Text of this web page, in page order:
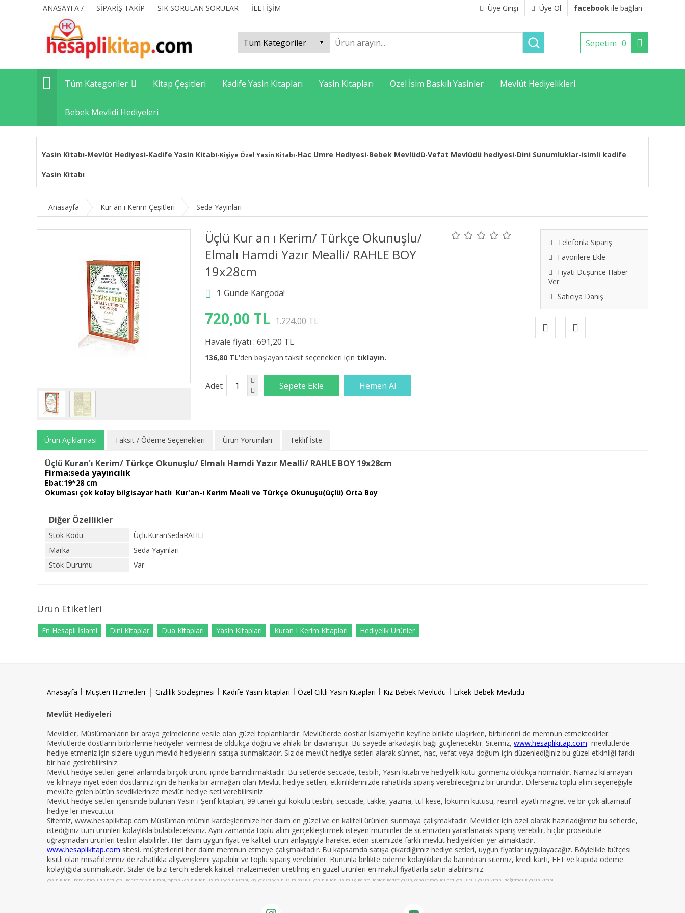
ANASAYFA / SİPARİŞ TAKİP SIK SORULAN SORULAR İLETİŞİM Üye Girişi Üye Ol facebook ile bağlan
Sepetim 0
Tüm Kategoriler Kitap Çeşitleri Kadife Yasin Kitapları Yasin Kitapları Özel İsim Baskılı Yasinler Mevlüt Hediyelikleri
Bebek Mevlidi Hediyeleri
Yasin Kitabı-Mevlüt Hediyesi-Kadife Yasin Kitabı-Kişiye Özel Yasin Kitabı-Hac Umre Hediyesi-Bebek Mevlüdü-Vefat Mevlüdü hediyesi-Dini Sunumluklar-isimli kadife
Yasin Kitabı
Anasayfa Kur an ı Kerim Çeşitleri Seda Yayınları
Üçlü Kur an ı Kerim/ Türkçe Okunuşlu/
Elmalı Hamdi Yazır Mealli/ RAHLE BOY
19x28cm
Telefonla Sipariş
Favorilere Ekle
Fiyatı Düşünce Haber
Ver
Satıcıya Danış
1
720,00 TL 1.224,00 TL
Havale fiyatı : 691,20 TL
136,80 TL'den başlayan taksit seçenekleri için tıklayın.
Adet
Ürün Açıklaması Taksit / Ödeme Seçenekleri Ürün Yorumları Teklif İste
Üçlü Kuran'ı Kerim/ Türkçe Okunuşlu/ Elmalı Hamdi Yazır Mealli/ RAHLE BOY 19x28cm
Firma:seda yayıncılık
Ebat:19*28 cm
Okuması çok kolay bilgisayar hatlı Kur'an-ı Kerim Meali ve Türkçe Okunuşu(üçlü) Orta Boy
Diğer Özellikler
Stok Kodu
ÜçlüKuranSedaRAHLE
Marka
Seda Yayınları
Stok Durumu
Var
Ürün Etiketleri
En Hesaplı İslami Dini Kitaplar Dua Kitapları Yasin Kitapları Kuran I Kerim Kitapları Hediyelik Ürünler
Anasayfa l Müşteri Hizmetleri | Gizlilik Sözleşmesi l Kadife Yasin kitapları l Özel Ciltli Yasin Kitapları l Kız Bebek Mevlüdü l Erkek Bebek Mevlüdü
Mevlüt Hediyeleri
Mevlidler, Müslümanların bir araya gelmelerine vesile olan güzel toplantılardır. Mevlütlerde dostlar İslamiyet’in keyfine birlikte ulaşırken, birbirlerini de memnun etmektedirler.
Mevlütlerde dostların birbirlerine hediyeler vermesi de oldukça doğru ve ahlaki bir davranıştır. Bu sayede arkadaşlık bağı güçlenecektir. Sitemiz, www.hesaplikitap.com mevlütlerde
hediye etmeniz için sizlere uygun mevlid hediyelerini satışa sunmaktadır. Siz de mevlüt hediye setleri alarak sünnet, hac, vefat veya doğum için düzenlediğiniz bu güzel etkinliği farklı
bir hale getirebilirsiniz.
Mevlüt hediye setleri genel anlamda birçok ürünü içinde barındırmaktadır. Bu setlerde seccade, tesbih, Yasin kitabı ve hediyelik kutu görmeniz oldukça normaldir. Namaz kılamayan
ve kılmaya niyet eden dostlarınız için de harika bir armağan olan Mevlüt hediye setleri, etkinliklerinizde rahatlıkla sipariş verebileceğiniz bir üründür. Dilerseniz toplu alım seçeneğiyle
mevlüte gelen bütün sevdiklerinize mevlüt hediye seti verebilirsiniz.
Mevlüt hediye setleri içerisinde bulunan Yasin-i Şerif kitapları, 99 taneli gül kokulu tesbih, seccade, takke, yazma, tül kese, lokumn kutusu, resimli ayatli magnet ve bir çok altarnatif
hediye ler mevcuttur.
Sitemiz, www.hesaplikitap.com Müslüman mümin kardeşlerimize her daim en güzel ve en kaliteli ürünleri sunmaya çalışmaktadır. Mevlidler için özel olarak hazırladığımız bu setlerde,
istediğiniz tüm ürünleri kolaylıkla bulabileceksiniz. Aynı zamanda toplu alım gerçekleştirmek isteyen müminler de sitemizden yararlanarak sipariş verebilir, hiçbir prosedürle
uğraşmadan ürünleri teslim alabilirler. Her daim uygun fiyat ve kaliteli ürün anlayışıyla hareket eden sitemizde farklı mevlüt hediyelikleri yer almaktadır.
www.hesaplikitap.com sitesi, müşterilerini her daim memnun etmeye çalışmaktadır. Bu kapsamda satışa çıkardığımız hediye setleri, uygun fiyatlar uygulayacağız. Böylelikle bütçesi
kısıtlı olan misafirlerimiz de rahatlıkla alışverişlerini yapabilir ve toplu sipariş verebilirler. Bununla birlikte ödeme kolaylıkları da barındıran sitemiz, kredi kartı, EFT ve kapıda ödeme
kolaylığıda sunmaktadır. Sizler de bizi tercih ederek kaliteli malzemeden üretilmiş en güzel ürünleri en makul fiyatlarla satın alabilirsiniz.
yasin kitabı, bebek mevlüdü hediyesi, kadife Yasin kitabı, toptan Yasin kitabı, isimli yasin kitabı, kişiye özel yasin, isim baskılı yasin kitabı, isimli çikolata, toptan kadife yasin, cenaze mevlidi hediyesi, ucuz yasin kitabı, dağıtmalık yasin kitabı